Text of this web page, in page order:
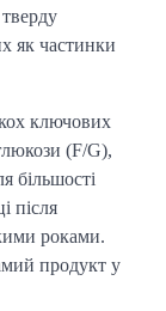
як частинки
ключових
(F/G),
більшості
після
роками.
продукт у